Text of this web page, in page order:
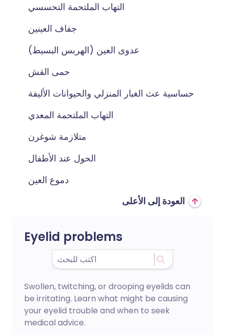
التهاب الملتحمة التحسسي
جفاف العينين
عدوى العين (الهربس البسيط)
حمى القش
حساسية عث الغبار المنزلي والحيوانات الأليفة
التهاب الملتحمة المعدي
متلازمة شوغرن
الحول عند الأطفال
دموع العين
العودة إلى الأعلى
Eyelid problems
Swollen, twitching, or drooping eyelids can
be irritating. Learn what might be causing
your eyelid trouble and when to seek
medical advice.